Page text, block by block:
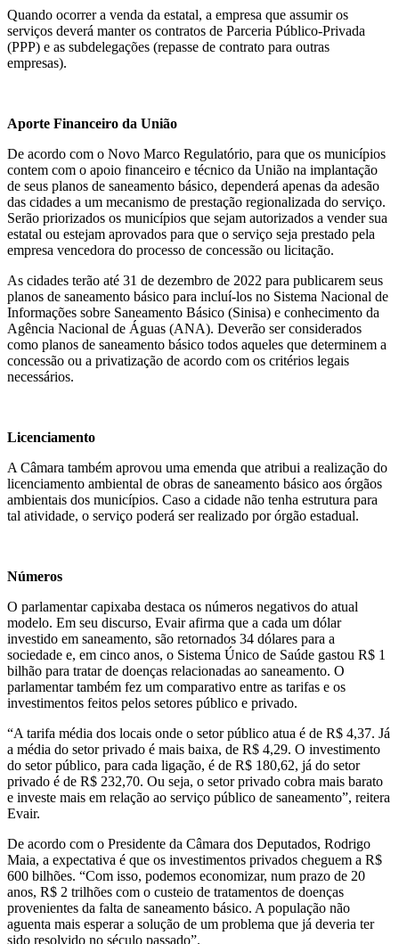
Quando ocorrer a venda da estatal, a empresa que assumir os
serviços deverá manter os contratos de Parceria Público-Privada
(PPP) e as subdelegações (repasse de contrato para outras
empresas).
Aporte Financeiro da União
De acordo com o Novo Marco Regulatório, para que os municípios
contem com o apoio financeiro e técnico da União na implantação
de seus planos de saneamento básico, dependerá apenas da adesão
das cidades a um mecanismo de prestação regionalizada do serviço.
Serão priorizados os municípios que sejam autorizados a vender sua
estatal ou estejam aprovados para que o serviço seja prestado pela
empresa vencedora do processo de concessão ou licitação.
As cidades terão até 31 de dezembro de 2022 para publicarem seus
planos de saneamento básico para incluí-los no Sistema Nacional de
Informações sobre Saneamento Básico (Sinisa) e conhecimento da
Agência Nacional de Águas (ANA). Deverão ser considerados
como planos de saneamento básico todos aqueles que determinem a
concessão ou a privatização de acordo com os critérios legais
necessários.
Licenciamento
A Câmara também aprovou uma emenda que atribui a realização do
licenciamento ambiental de obras de saneamento básico aos órgãos
ambientais dos municípios. Caso a cidade não tenha estrutura para
tal atividade, o serviço poderá ser realizado por órgão estadual.
Números
O parlamentar capixaba destaca os números negativos do atual
modelo. Em seu discurso, Evair afirma que a cada um dólar
investido em saneamento, são retornados 34 dólares para a
sociedade e, em cinco anos, o Sistema Único de Saúde gastou R$ 1
bilhão para tratar de doenças relacionadas ao saneamento. O
parlamentar também fez um comparativo entre as tarifas e os
investimentos feitos pelos setores público e privado.
“A tarifa média dos locais onde o setor público atua é de R$ 4,37. Já
a média do setor privado é mais baixa, de R$ 4,29. O investimento
do setor público, para cada ligação, é de R$ 180,62, já do setor
privado é de R$ 232,70. Ou seja, o setor privado cobra mais barato
e investe mais em relação ao serviço público de saneamento”, reitera
Evair.
De acordo com o Presidente da Câmara dos Deputados, Rodrigo
Maia, a expectativa é que os investimentos privados cheguem a R$
600 bilhões. “Com isso, podemos economizar, num prazo de 20
anos, R$ 2 trilhões com o custeio de tratamentos de doenças
provenientes da falta de saneamento básico. A população não
aguenta mais esperar a solução de um problema que já deveria ter
sido resolvido no século passado”.